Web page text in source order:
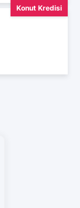
Konut Kredisi